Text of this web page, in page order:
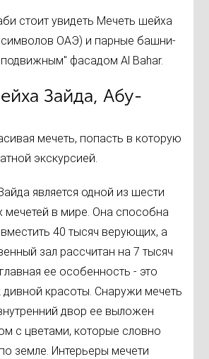
стоит увидеть Мечеть шейха
символов ОАЭ) и парные башни-
фасадом Al Bahar.
Зайда, Абу-
мечеть, попасть в которую
экскурсией.
является одной из шести
в мире. Она способна
40 тысяч верующих, а
зал рассчитан на 7 тысяч
ее особенность - это
красоты. Снаружи мечеть
двор ее выложен
с цветами, которые словно
земле. Интерьеры мечети